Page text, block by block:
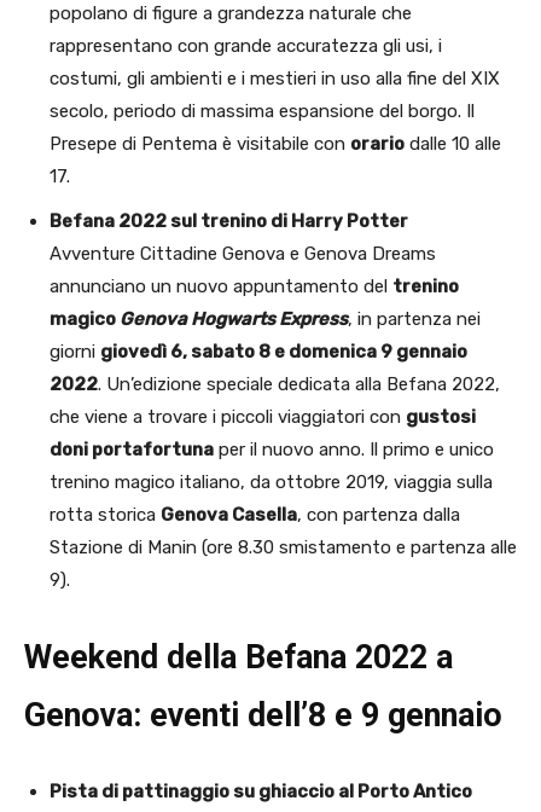
popolano di figure a grandezza naturale che
rappresentano con grande accuratezza gli usi, i
costumi, gli ambienti e i mestieri in uso alla fine del XIX
secolo, periodo di massima espansione del borgo. Il
Presepe di Pentema è visitabile con orario dalle 10 alle
17.
Befana 2022 sul trenino di Harry Potter
Avventure Cittadine Genova e Genova Dreams
annunciano un nuovo appuntamento del trenino
magico Genova Hogwarts Express, in partenza nei
giorni giovedì 6, sabato 8 e domenica 9 gennaio
2022. Un’edizione speciale dedicata alla Befana 2022,
che viene a trovare i piccoli viaggiatori con gustosi
doni portafortuna per il nuovo anno. Il primo e unico
trenino magico italiano, da ottobre 2019, viaggia sulla
rotta storica Genova Casella, con partenza dalla
Stazione di Manin (ore 8.30 smistamento e partenza alle
9).
Weekend della Befana 2022 a
Genova: eventi dell’8 e 9 gennaio
Pista di pattinaggio su ghiaccio al Porto Antico